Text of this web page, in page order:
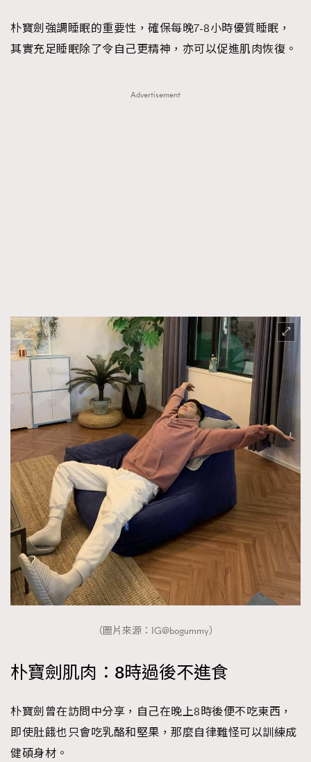
AFrenchMind
DressLikeAParisienne
EmpowerF
FashionWeek FigaroAesthetic
朴寶劍強調睡眠的重要性，確保每晚7-8小時優質睡眠，
其實充足睡眠除了令自己更精神，亦可以促進肌肉恢復。
Advertisement
（圖片來源：IG@bogummy）
朴寶劍肌肉：8時過後不進食
朴寶劍曾在訪問中分享，自己在晚上8時後便不吃東西，
即使肚餓也只會吃乳酪和堅果，那麼自律難怪可以訓練成
健碩身材。